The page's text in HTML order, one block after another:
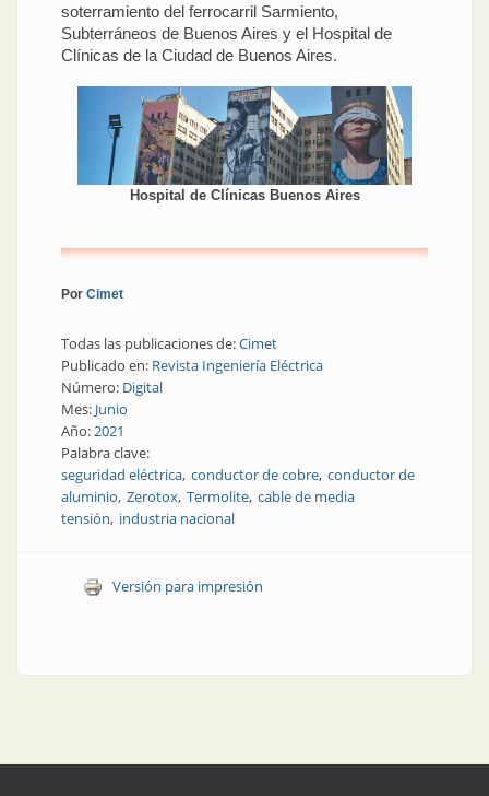
soterramiento del ferrocarril Sarmiento,
Subterráneos de Buenos Aires y el Hospital de
Clínicas de la Ciudad de Buenos Aires.
Hospital de Clínicas Buenos Aires
Por Cimet
Todas las publicaciones de:Cimet
Publicado en: Revista Ingeniería Eléctrica
Número: Digital
Mes: Junio
Año:2021
Palabra clave:
seguridad eléctrica conductor de cobre conductor de
aluminio Zerotox Termolite cable de media
tensión industria nacional
Versión para impresión